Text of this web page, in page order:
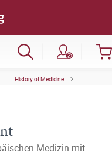
History of Medicine
Medizin mit